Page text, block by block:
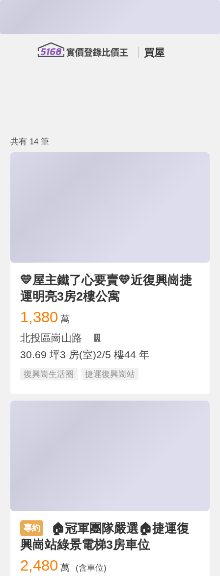
買屋
共有 14 筆
💛屋主鐵了心要賣💛近復興崗捷
運明亮3房2樓公寓
1,380 萬
北投區崗山路
30.69 坪3 房(室)2/5 樓44 年
復興崗生活圈 捷運復興崗站
專約
🏠冠軍團隊嚴選🏠捷運復
興崗站綠景電梯3房車位
2,480 萬 (含車位)